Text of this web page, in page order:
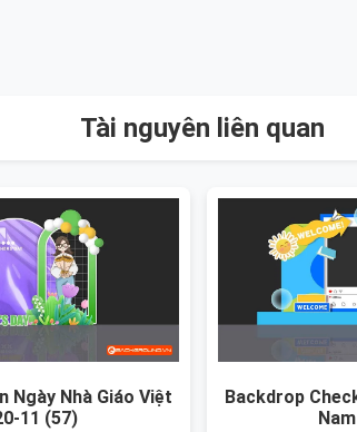
Tài nguyên liên quan
Ngày Nhà Giáo Việt
11 (57)
Backdrop